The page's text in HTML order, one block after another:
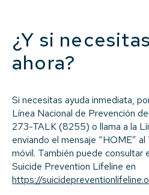
¿Y si
ahora?
Si necesitas ayuda inmediata,
Línea Nacional de Prevención
273-TALK (8255) o llama a la
enviando el mensaje “HOME”
móvil. También puede consultar
Suicide Prevention Lifeline en
https://